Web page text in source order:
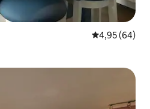
Gemiddelde
4,95 (64)